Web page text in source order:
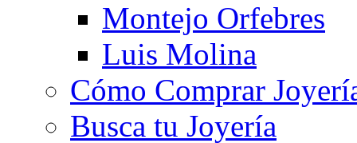
Montejo Orfebres
Luis Molina
Cómo Comprar
Busca tu Joyería